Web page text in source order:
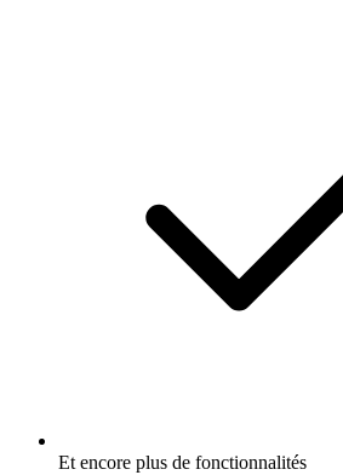
Et encore plus de fonctionnalités